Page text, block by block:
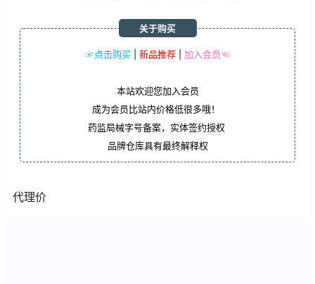
☞点击购买 新品推荐 加入会员☜
关于购买
本站欢迎您加入会员
成为会员比站内价格低很多哦！
药监局械字号备案，实体签约授权
品牌仓库具有最终解释权
代理价